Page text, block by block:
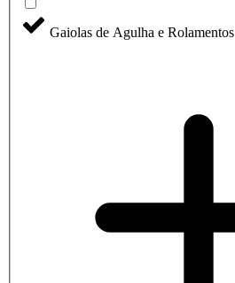
Gaiolas de Agulha e Rolamentos